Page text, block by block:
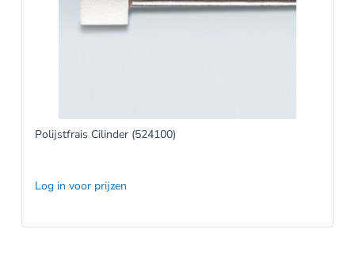
Polijstfrais Cilinder (524100)
Log in voor prijzen